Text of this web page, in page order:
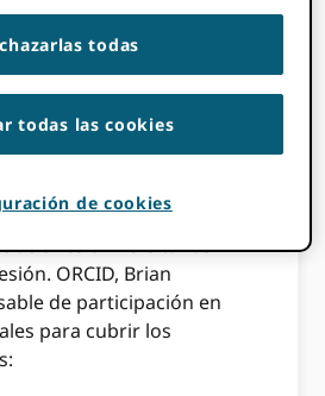
la revista Peer Review
sesión especial para
particulares que
selección de los revisores,
de la imparcialidad y la
distinguido de
universitarias
ORCID, Brian
de participación en
para cubrir los
todas
todas las cookies
de cookies